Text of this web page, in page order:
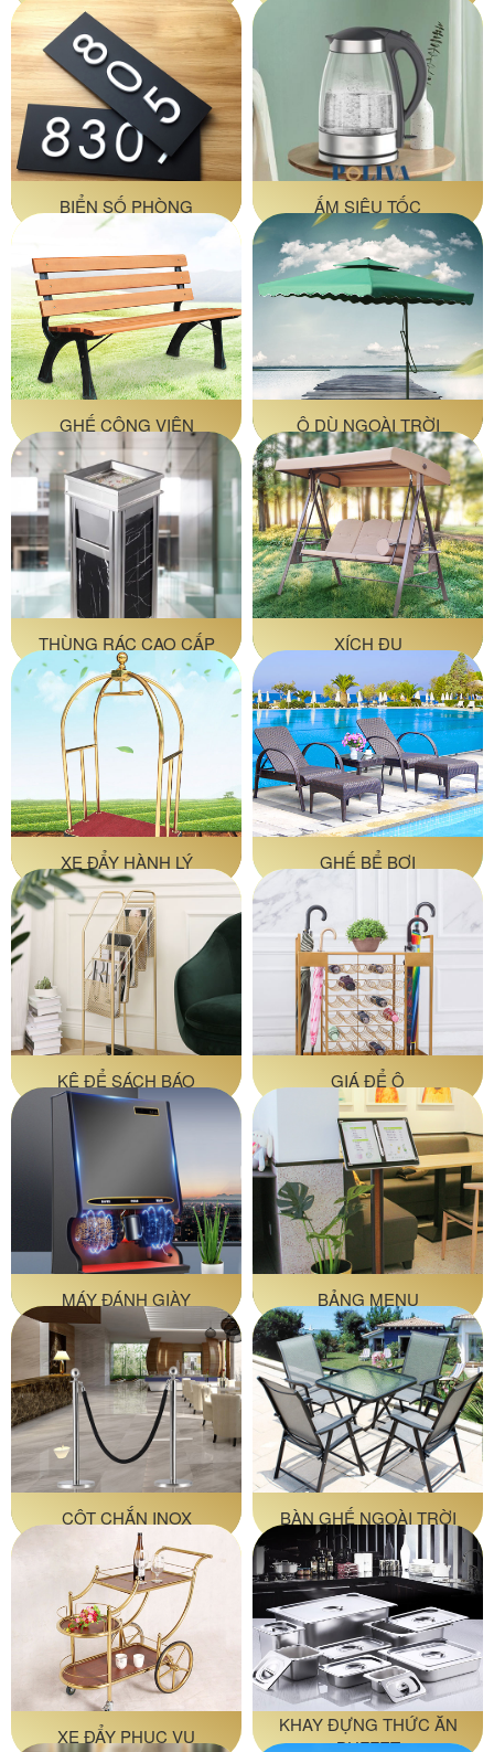
BIỂN SỐ PHÒNG ẤM SIÊU TỐC
GHẾ CÔNG VIÊN Ô DÙ NGOÀI TRỜI
THÙNG RÁC CAO CẤP XÍCH ĐU
XE ĐẨY HÀNH LÝ GHẾ BỂ BƠI
KỆ ĐỂ SÁCH BÁO GIÁ ĐỂ Ô
MÁY ĐÁNH GIÀY BẢNG MENU
CỘT CHẮN INOX BÀN GHẾ NGOÀI TRỜI
XE ĐẨY PHỤC VỤ
KHAY ĐỰNG THỨC ĂN
BUFFET